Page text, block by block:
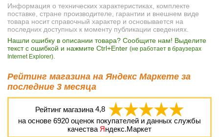
Информация о технических характеристиках, комплекте
поставке, стране производителе, гарантии и внешнем виде
товара носит справочный характер и основывается на
последних доступных к моменту публикации сведениях.
Нашли ошибку в описании товара? Сообщите нам! Выделите
текст с ошибкой и нажмите Ctrl+Enter (не работает в браузерах
Internet Explorer)
Рейтинг магазина на Яндекс Маркете за
последние 3 месяца
Рейтинг магазина 4,8
на основе 6920 оценок покупателей и данных службы
качества Яндекс.Маркет